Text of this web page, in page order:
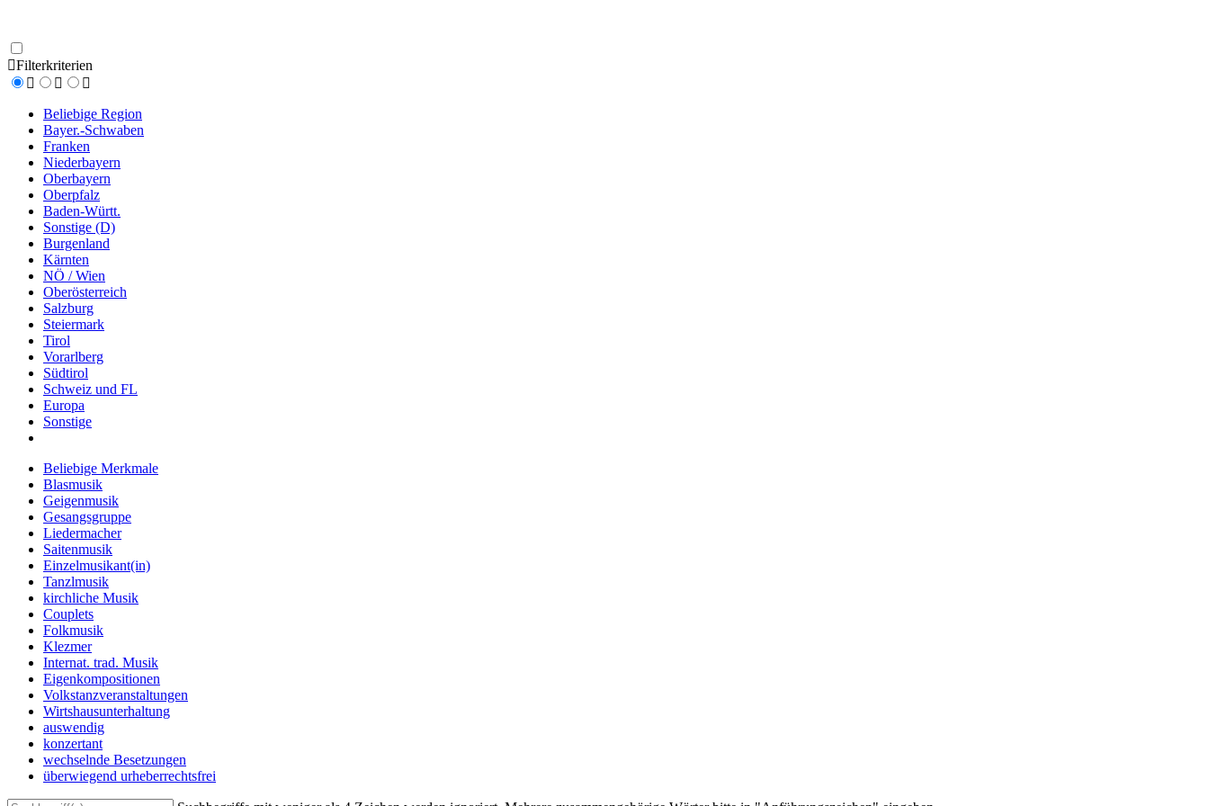
Filterkriterien
Beliebige Region
Bayer.-Schwaben
Franken
Niederbayern
Oberbayern
Oberpfalz
Baden-Württ.
Sonstige (D)
Burgenland
Kärnten
NÖ / Wien
Oberösterreich
Salzburg
Steiermark
Tirol
Vorarlberg
Südtirol
Schweiz und FL
Europa
Sonstige
Beliebige Merkmale
Blasmusik
Geigenmusik
Gesangsgruppe
Liedermacher
Saitenmusik
Einzelmusikant(in)
Tanzlmusik
kirchliche Musik
Couplets
Folkmusik
Klezmer
Internat. trad. Musik
Eigenkompositionen
Volkstanzveranstaltungen
Wirtshausunterhaltung
auswendig
konzertant
wechselnde Besetzungen
überwiegend urheberrechtsfrei